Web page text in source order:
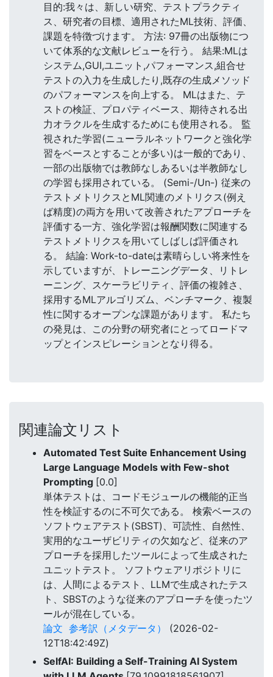
目的:我々は、新しい研究、テストプラクティ
ス、研究者の目標、適用されたML技術、評価、
課題を特徴づけます。 方法: 97冊の出版物につ
いて体系的な文献レビューを行う。 結果:MLは
システム,GUI,ユニット,パフォーマンス,組合せ
テストの入力を生成したり,既存の生成メソッド
のパフォーマンスを向上する。 MLはまた、テ
ストの検証、プロパティベース、期待される出
力オラクルを生成するためにも使用される。 監
視された学習(ニューラルネットワークと強化学
習をベースとすることが多い)は一般的であり、
一部の出版物では教師なしあるいは半教師なし
の学習も採用されている。 (Semi-/Un-) 従来の
テストメトリクスとML関連のメトリクス(例え
ば精度)の両方を用いて改善されたアプローチを
評価する一方、強化学習は報酬関数に関連する
テストメトリクスを用いてしばしば評価され
る。 結論: Work-to-dateは素晴らしい将来性を
示していますが、トレーニングデータ、リトレ
ーニング、スケーラビリティ、評価の複雑さ、
採用するMLアルゴリズム、ベンチマーク、複製
性に関するオープンな課題があります。 私たち
の発見は、この分野の研究者にとってロードマ
ップとインスピレーションとなり得る。
関連論文リスト
Automated Test Suite Enhancement Using
Large Language Models with Few-shot
Prompting [0.0]
単体テストは、コードモジュールの機能的正当
性を検証するのに不可欠である。 検索ベースの
ソフトウェアテスト(SBST)、可読性、自然性、
実用的なユーザビリティの欠如など、従来のア
プローチを採用したツールによって生成された
ユニットテスト。 ソフトウェアリポジトリに
は、人間によるテスト、LLMで生成されたテス
ト、SBSTのような従来のアプローチを使ったツ
ールが混在している。
論文 参考訳（メタデータ）
(2026-02-
12T18:42:49Z)
SelfAI: Building a Self-Training AI System